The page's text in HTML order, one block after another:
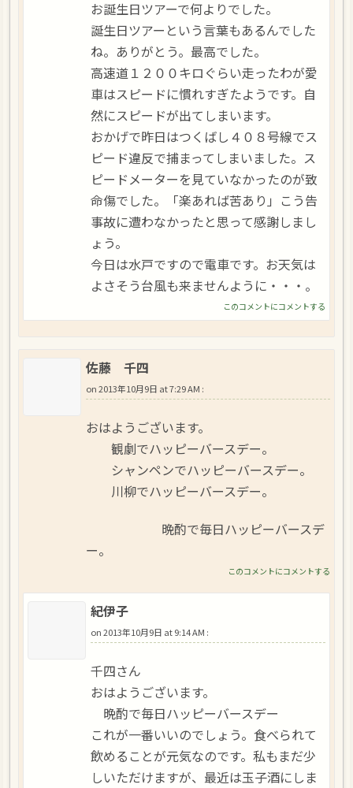
お誕生日ツアーで何よりでした。
誕生日ツアーという言葉もあるんでした
ね。ありがとう。最高でした。
高速道１２００キロぐらい走ったわが愛
車はスピードに慣れすぎたようです。自
然にスピードが出てしまいます。
おかげで昨日はつくばし４０８号線でス
ピード違反で捕まってしまいました。ス
ピードメーターを見ていなかったのが致
命傷でした。「楽あれば苦あり」こう告
事故に遭わなかったと思って感謝しまし
ょう。
今日は水戸ですので電車です。お天気は
よさそう台風も来ませんように・・・。
このコメントにコメントする
佐藤 千四
on2013年10月9日 at 7:29 AM :
おはようございます。
観劇でハッピーバースデー。
シャンペンでハッピーバースデー。
川柳でハッピーバースデー。
晩酌で毎日ハッピーバースデ
ー。
このコメントにコメントする
紀伊子
on2013年10月9日 at 9:14 AM :
千四さん
おはようございます。
晩酌で毎日ハッピーバースデー
これが一番いいのでしょう。食べられて
飲めることが元気なのです。私もまだ少
しいただけますが、最近は玉子酒にしま